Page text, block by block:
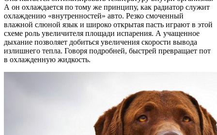
А он охлаждается по тому же принципу, как радиатор служит
охлаждению «внутренностей» авто. Резко смоченный
влажной слюной язык и широко открытая пасть играют в этой
схеме роль увеличителя площади испарения. А учащенное
дыхание позволяет добиться увеличения скорости вывода
излишнего тепла. Говоря подробней, быстрей превращает пот
в охлажденную жидкость.